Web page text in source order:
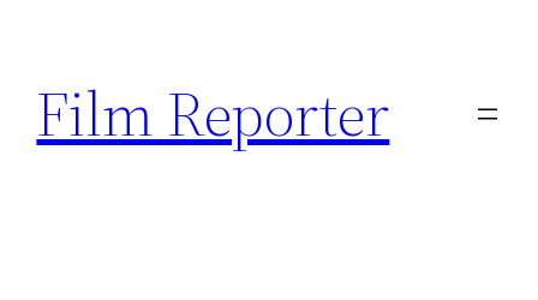
conținut
Film Reporter